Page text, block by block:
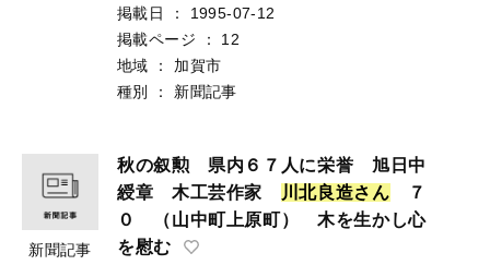
掲載日 ：
1995-07-12
掲載ページ
：
12
地域
：
加賀市
種別
： 新聞記事
新聞記事
秋の叙勲 県内６７人に栄誉 旭日中
綬章 木工芸作家
川北 良造さ ん ７
０ （山中町上原町） 木を生かし心
を慰む